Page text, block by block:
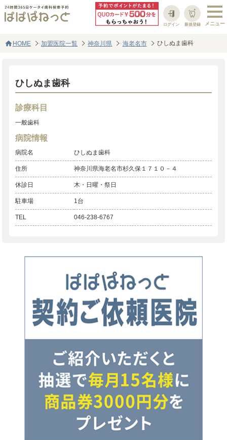
新規登録
ログイン
homeHOME 加盟医院一覧 神奈川県 海老名市 ひしぬま歯科
ひしぬま歯科
診療科目
一般歯科
病院情報
病院名 ひしぬま歯科
住所 神奈川県海老名市杉久保１７１０－４
休診日 木・日曜・祭日
駐車場 1台
TEL 046-238-6767